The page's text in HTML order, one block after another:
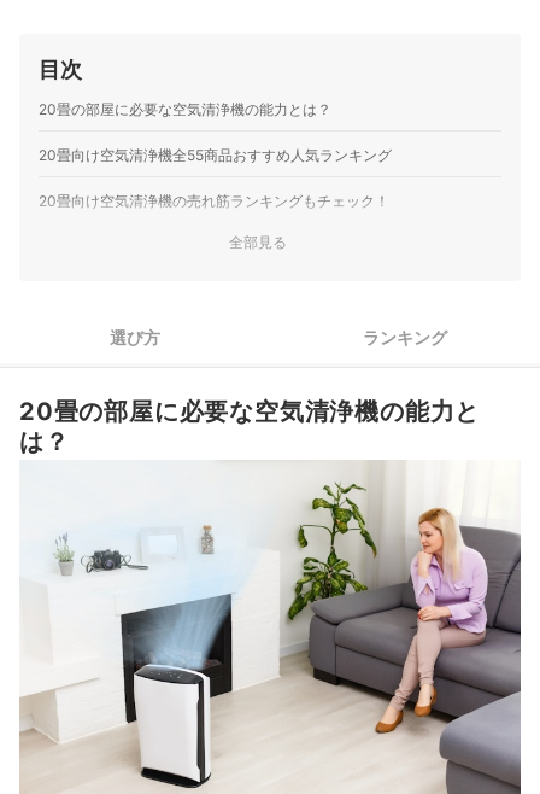
目次
20畳の部屋に必要な空気清浄機の能力とは？
20畳向け空気清浄機全55商品おすすめ人気ランキング
20畳向け空気清浄機の売れ筋ランキングもチェック！
全部見る
選び方 ランキング
20畳の部屋に必要な空気清浄機の能力と
は？